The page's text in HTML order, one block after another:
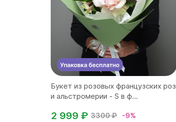
Букет из розовых французских роз
и альстромерии - S в ф...
3300 ₽ -9%
2 999 ₽